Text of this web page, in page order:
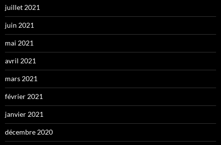
juillet 2021
juin 2021
mai 2021
avril 2021
mars 2021
février 2021
janvier 2021
décembre 2020